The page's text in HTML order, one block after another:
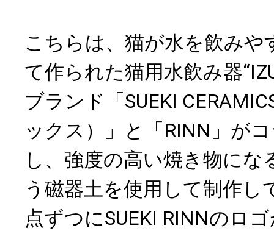
こちらは、猫が水を飲みや
て作られた猫用水飲み器
ブランド「SUEKI
ックス）」と「RINN」が
し、強度の高い焼き物にな
う磁器土を使用して制作し
点ずつにSUEKI RINNのロ